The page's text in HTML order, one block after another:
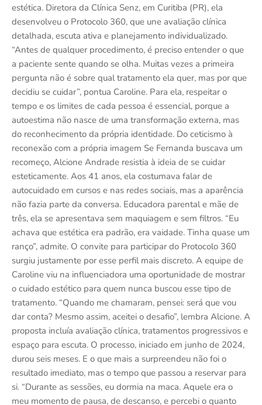
estética. Diretora da Clínica Senz, em Curitiba (PR), ela
desenvolveu o Protocolo 360, que une avaliação clínica
detalhada, escuta ativa e planejamento individualizado.
“Antes de qualquer procedimento, é preciso entender o que
a paciente sente quando se olha. Muitas vezes a primeira
pergunta não é sobre qual tratamento ela quer, mas por que
decidiu se cuidar”, pontua Caroline. Para ela, respeitar o
tempo e os limites de cada pessoa é essencial, porque a
autoestima não nasce de uma transformação externa, mas
do reconhecimento da própria identidade. Do ceticismo à
reconexão com a própria imagem Se Fernanda buscava um
recomeço, Alcione Andrade resistia à ideia de se cuidar
esteticamente. Aos 41 anos, ela costumava falar de
autocuidado em cursos e nas redes sociais, mas a aparência
não fazia parte da conversa. Educadora parental e mãe de
três, ela se apresentava sem maquiagem e sem filtros. “Eu
achava que estética era padrão, era vaidade. Tinha quase um
ranço”, admite. O convite para participar do Protocolo 360
surgiu justamente por esse perfil mais discreto. A equipe de
Caroline viu na influenciadora uma oportunidade de mostrar
o cuidado estético para quem nunca buscou esse tipo de
tratamento. “Quando me chamaram, pensei: será que vou
dar conta? Mesmo assim, aceitei o desafio”, lembra Alcione. A
proposta incluía avaliação clínica, tratamentos progressivos e
espaço para escuta. O processo, iniciado em junho de 2024,
durou seis meses. E o que mais a surpreendeu não foi o
resultado imediato, mas o tempo que passou a reservar para
si. “Durante as sessões, eu dormia na maca. Aquele era o
meu momento de pausa, de descanso, e percebi o quanto